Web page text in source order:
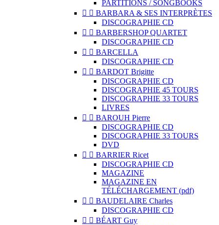
PARTITIONS / SONGBOOKS
  BARBARA & SES INTERPRÈTES
DISCOGRAPHIE CD
  BARBERSHOP QUARTET
DISCOGRAPHIE CD
  BARCELLA
DISCOGRAPHIE CD
  BARDOT Brigitte
DISCOGRAPHIE CD
DISCOGRAPHIE 45 TOURS
DISCOGRAPHIE 33 TOURS
LIVRES
  BAROUH Pierre
DISCOGRAPHIE CD
DISCOGRAPHIE 33 TOURS
DVD
  BARRIER Ricet
DISCOGRAPHIE CD
MAGAZINE
MAGAZINE EN
TÉLÉCHARGEMENT (pdf)
  BAUDELAIRE Charles
DISCOGRAPHIE CD
  BÉART Guy